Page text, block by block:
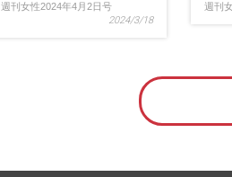
週刊女性2024年4月2日号
2024/3/18
週刊